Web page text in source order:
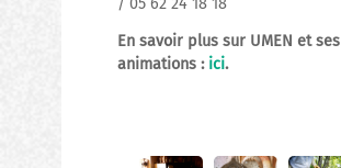
/ 05 62 24 18 18
En savoir plus sur UMEN et ses
animations : ici.